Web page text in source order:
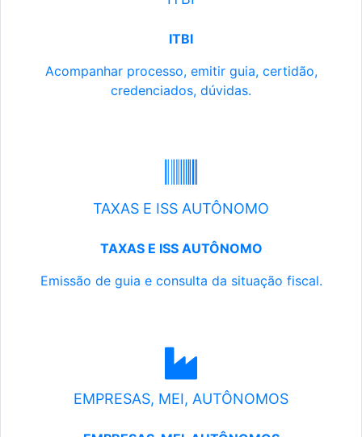
ITBI
Acompanhar processo, emitir guia, certidão,
credenciados, dúvidas.
TAXAS E ISS AUTÔNOMO
TAXAS E ISS AUTÔNOMO
Emissão de guia e consulta da situação fiscal.
EMPRESAS, MEI, AUTÔNOMOS